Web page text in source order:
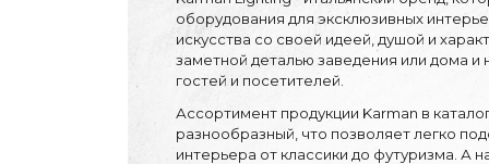
Производство светильников
Техническое и архитектурное освещение
оборудования для эксклюзивных
искусства со своей идеей, душой и
заметной деталью заведения или дома и
гостей и посетителей.
Ассортимент продукции Karman в
разнообразный, что позволяет легко
интерьера от классики до футуризма. А